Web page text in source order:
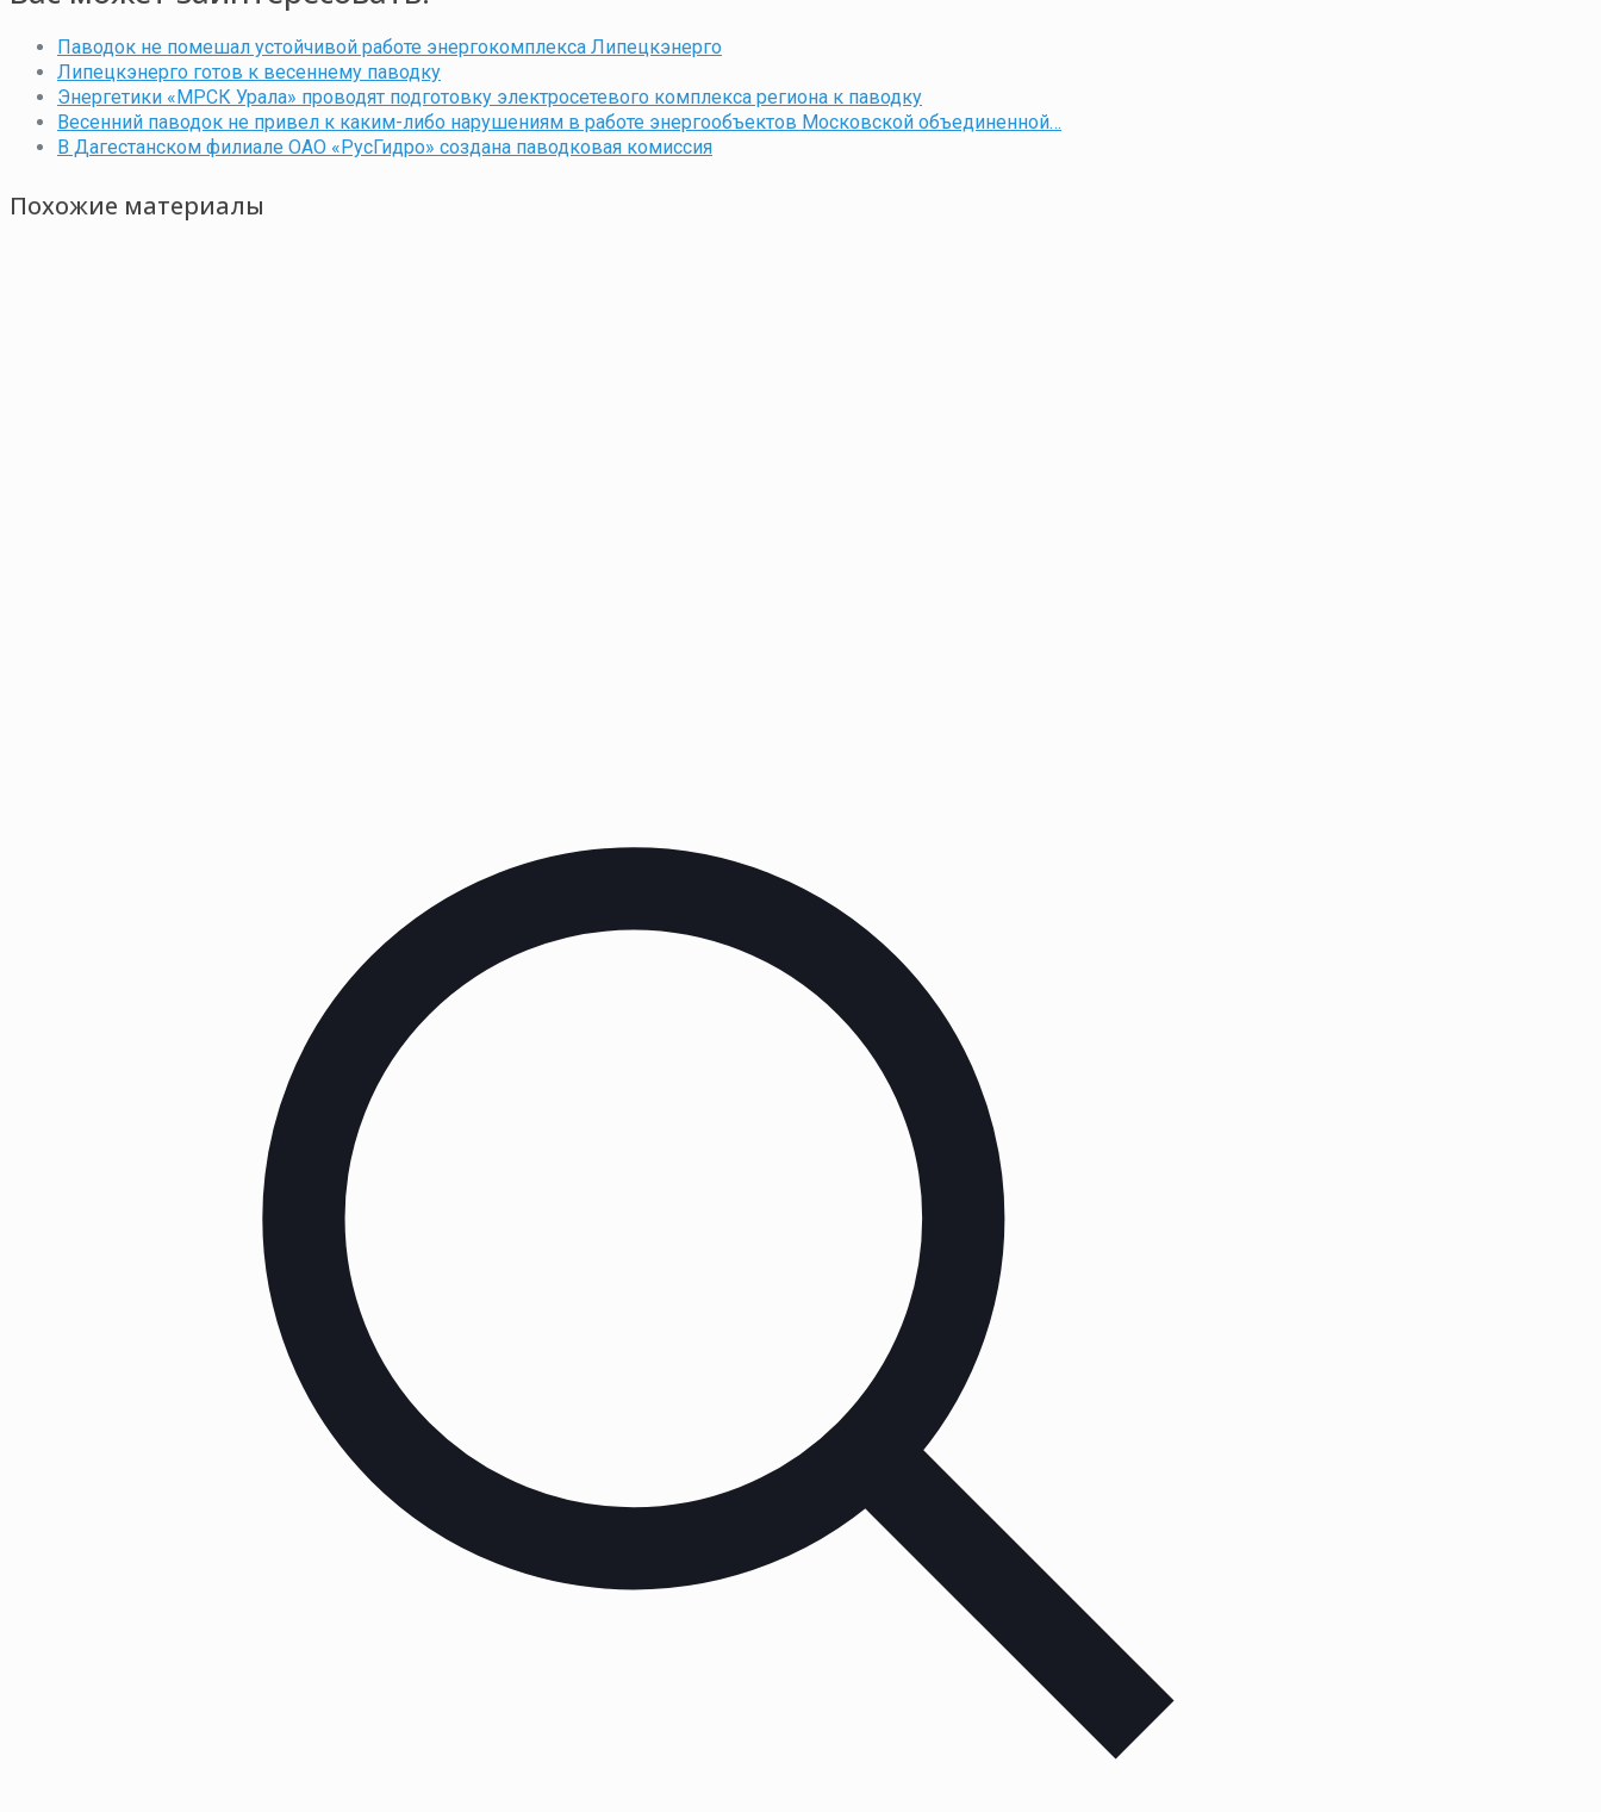
Паводок не помешал устойчивой работе энергокомплекса Липецкэнерго
Липецкэнерго готов к весеннему паводку
Энергетики «МРСК Урала» проводят подготовку электросетевого комплекса региона к паводку
Весенний паводок не привел к каким-либо нарушениям в работе энергообъектов Московской объединенной…
В Дагестанском филиале ОАО «РусГидро» создана паводковая комиссия
Похожие материалы